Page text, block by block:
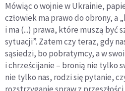
Mówiąc o wojnie w Ukrainie,
człowiek ma prawo do obrony, a
i ma (...) prawa, które muszą być
sytuacji”. Zatem czy teraz, gdy
sąsiedzi, bo pobratymcy, a w
i chrześcijanie – bronią nie tylko
nie tylko nas, rodzi się pytanie,